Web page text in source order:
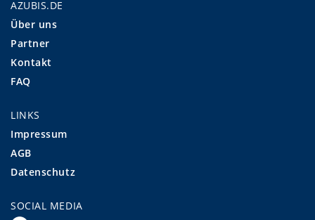
AZUBIS.DE
Über uns
Partner
Kontakt
FAQ
LINKS
Impressum
AGB
Datenschutz
SOCIAL MEDIA